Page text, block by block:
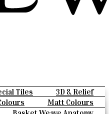
Tiles
3D & Relief
Parquet Bisque
Elisa Passino
Smink
Matt Colours
Special Firing